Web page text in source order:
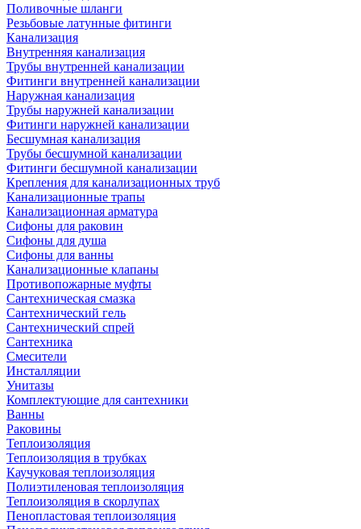
Поливочные шланги
Резьбовые латунные фитинги
Канализация
Внутренняя канализация
Трубы внутренней канализации
Фитинги внутренней канализации
Наружная канализация
Трубы наружней канализации
Фитинги наружней канализации
Бесшумная канализация
Трубы бесшумной канализации
Фитинги бесшумной канализации
Крепления для канализационных труб
Канализационные трапы
Канализационная арматура
Сифоны для раковин
Сифоны для душа
Сифоны для ванны
Канализационные клапаны
Противопожарные муфты
Сантехническая смазка
Сантехнический гель
Сантехнический спрей
Сантехника
Смесители
Инсталляции
Унитазы
Комплектующие для сантехники
Ванны
Раковины
Теплоизоляция
Теплоизоляция в трубках
Каучуковая теплоизоляция
Полиэтиленовая теплоизоляция
Теплоизоляция в скорлупах
Пенопластовая теплоизоляция